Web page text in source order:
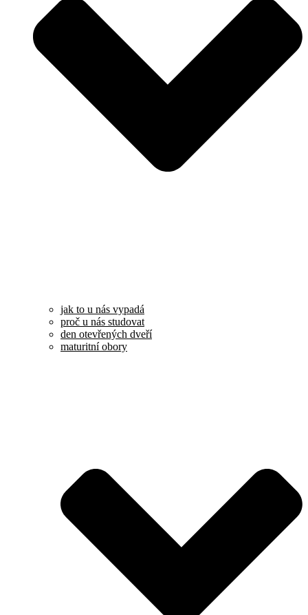
jak to u nás vypadá
proč u nás studovat
den otevřených dveří
maturitní obory